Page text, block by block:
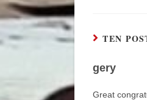
TEN
gery
Great